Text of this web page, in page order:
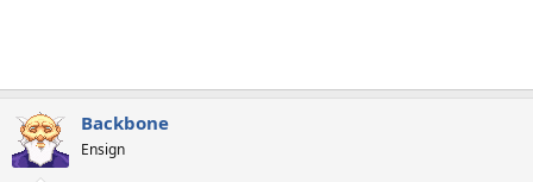
Backbone
Ensign